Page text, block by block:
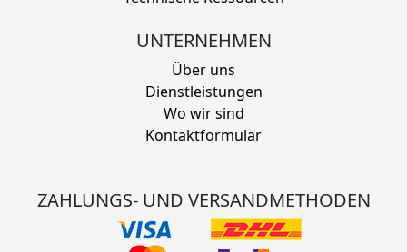
UNTERNEHMEN
Über uns
Dienstleistungen
Wo wir sind
Kontaktformular
ZAHLUNGS- UND VERSANDMETHODEN